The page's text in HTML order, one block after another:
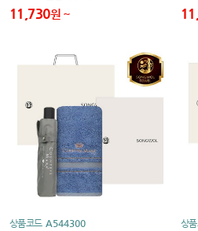
11,730원
상품코드 A544300 상